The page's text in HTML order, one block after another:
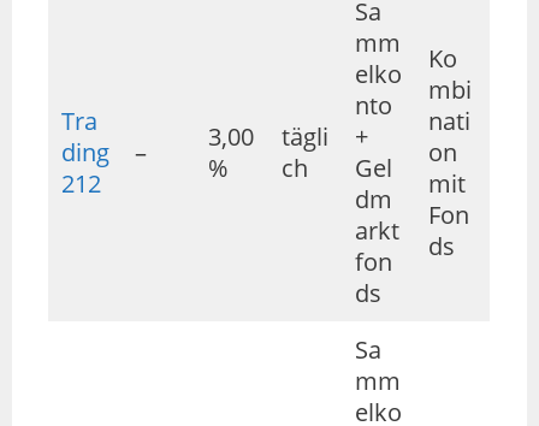
Tra
ding
212
–
3,00
%
tägli
ch
Sa
mm
elko
nto
+
Gel
dm
arkt
fon
ds
Ko
mbi
nati
on
mit
Fon
ds
Sa
mm
elko